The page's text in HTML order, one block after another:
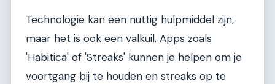
Technologie kan een nuttig hulpmiddel zijn,
maar het is ook een valkuil. Apps zoals
'Habitica' of 'Streaks' kunnen je helpen om je
voortgang bij te houden en streaks op te